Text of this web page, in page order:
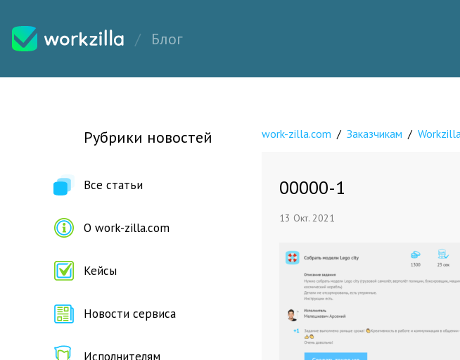
Блог
Рубрики новостей
Все статьи
О work-zilla.com
Кейсы
Новости сервиса
Исполнителям
work-zilla.com / Заказчикам /
00000-1
13 Окт. 2021